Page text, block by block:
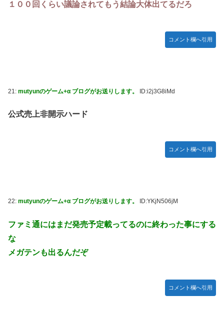
１００回くらい議論されてもう結論大体出てるだろ
コメント欄へ引用
21: mutyunのゲーム+α ブログがお送りします。 ID:i2j3G8iMd
公式売上非開示ハード
コメント欄へ引用
22: mutyunのゲーム+α ブログがお送りします。 ID:YKjN506jM
ファミ通にはまだ発売予定載ってるのに終わった事にする
な
メガテンも出るんだぞ
コメント欄へ引用